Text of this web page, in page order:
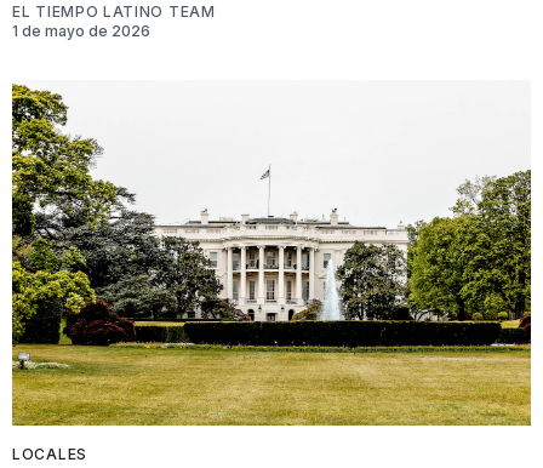
EL TIEMPO LATINO TEAM
1 de mayo de 2026
LOCALES